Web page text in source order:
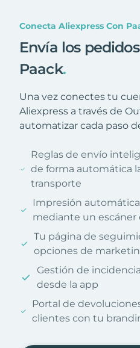
Conecta Aliexpress Con
Envía los
Paack.
Una vez conectes tu
Aliexpress a través de
automatizar cada paso
Reglas de envío
de forma automática
transporte
Impresión
mediante un escáner
Tu página de
opciones de
Gestión de
desde la app
Portal de
clientes con tu